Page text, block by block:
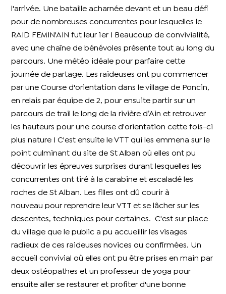
l'arrivée. Une bataille acharnée devant et un beau défi
pour de nombreuses concurrentes pour lesquelles le
RAID FEMIN'AIN fut leur 1er ! Beaucoup de convivialité,
avec une chaîne de bénévoles présente tout au long du
parcours. Une météo idéale pour parfaire cette
journée de partage. Les raideuses ont pu commencer
par une Course d'orientation dans le village de Poncin,
en relais par équipe de 2, pour ensuite partir sur un
parcours de trail le long de la rivière d’Ain et retrouver
les hauteurs pour une course d'orientation cette fois-ci
plus nature ! C'est ensuite le VTT qui les emmena sur le
point culminant du site de St Alban où elles ont pu
découvrir les épreuves surprises durant lesquelles les
concurrentes ont tiré à la carabine et escaladé les
roches de St Alban. Les filles ont dû courir à
nouveau pour reprendre leur VTT et se lâcher sur les
descentes, techniques pour certaines.
C'est sur place
du village que le public a pu accueillir les visages
radieux de ces raideuses novices ou confirmées. Un
accueil convivial où elles ont pu être prises en main par
deux ostéopathes et un professeur de yoga pour
ensuite aller se restaurer et profiter d'une bonne